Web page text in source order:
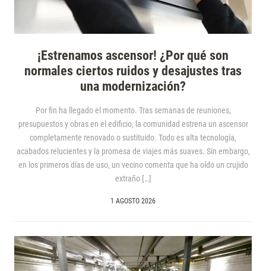
¡Estrenamos ascensor! ¿Por qué son
normales ciertos ruidos y desajustes tras
una modernización?
Por fin ha llegado el momento. Tras semanas de reuniones,
presupuestos y obras en el edificio, la comunidad estrena un ascensor
completamente renovado o sustituido. Todo es alta tecnología,
acabados relucientes y la promesa de viajes más suaves. Sin embargo,
en los primeros días de uso, un vecino comenta que ha oído un crujido
extraño […]
1 AGOSTO 2026